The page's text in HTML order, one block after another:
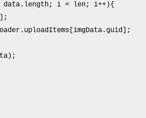
i < len; i++){